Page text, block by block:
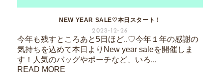
NEW YEAR SALE♡本日スタート！
2023-12-26
今年も残すところあと5日ほど..♡今年１年の感謝の
気持ちを込めて本日よりNew year saleを開催しま
す！人気のバッグやポーチなど、いろ...
READ MORE